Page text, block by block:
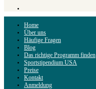
Home
Über uns
Häufige Fragen
Blog
Das richtige Programm finden
Sportstipendium USA
Preise
Kontakt
Anmeldung